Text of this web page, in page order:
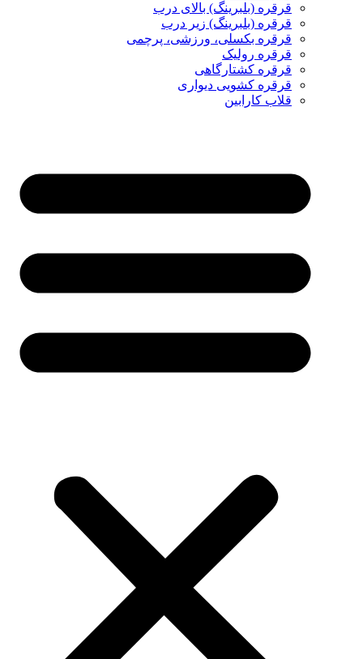
قرقره (بلبرینگ) بالای درب
قرقره (بلبرینگ) زیر درب
قرقره بکسلی، ورزشی، پرچمی
قرقره رولیک
قرقره کشتارگاهی
قرقره کشویی دیواری
قلاب کارابین